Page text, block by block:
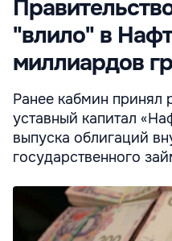
"влило" в
миллиардов
Ранее кабмин принял
уставный капитал
выпуска облигаций
государственного